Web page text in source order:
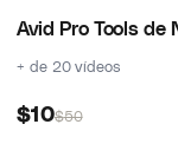
Avid Pro Tools de
+ de 20 vídeos
$10$50